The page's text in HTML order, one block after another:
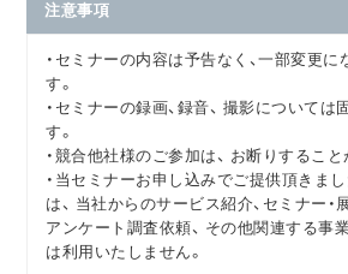
注意事項
・セミナーの内容は予告なく、一部変更
す。
・セミナーの録画、録音、 撮影については
す。
・競合他社様のご参加は、 お断りすること
・当セミナーお申し込みでご提供頂きま
は、 当社からのサービス紹介、セミナー・
アンケート調査依頼、 その他関連する事
は利用いたしません。